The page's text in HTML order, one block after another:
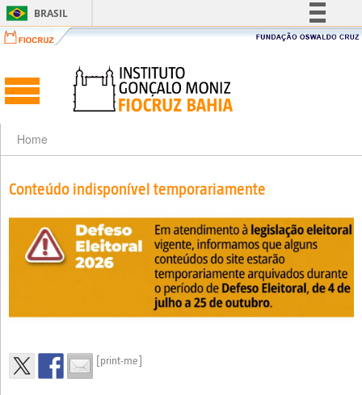
BRASIL
Simplifique!
Acesso à informação
Canais
Home
Conteúdo indisponível temporariamente
[print-me]